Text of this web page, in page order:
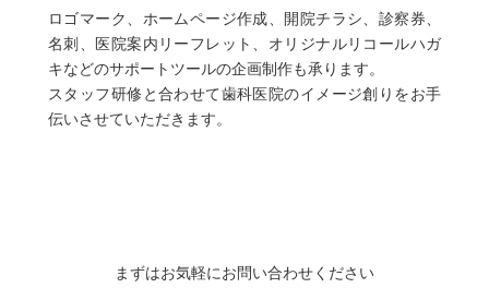
ロゴマーク、ホームページ作成、開院チラシ、診察券、
名刺、医院案内リーフレット、オリジナルリコールハガ
キなどのサポートツールの企画制作も承ります。
スタッフ研修と合わせて歯科医院のイメージ創りをお手
伝いさせていただきます。
まずはお気軽にお問い合わせください